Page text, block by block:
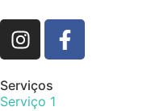
Serviços
Serviço 1